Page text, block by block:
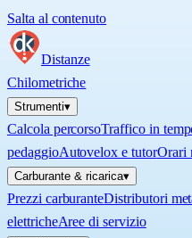
Salta al contenuto
Distanze
Chilometriche
Strumenti▾
Calcola percorsoTraffico in
pedaggioAutovelox e tutorOrari
Carburante & ricarica▾
Prezzi carburanteDistributori
elettricheAree di servizio